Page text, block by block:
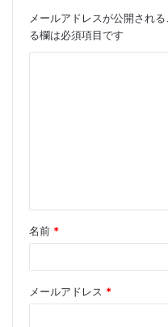
メールアドレスが公開される
る欄は必須項目です
名前 *
メールアドレス *